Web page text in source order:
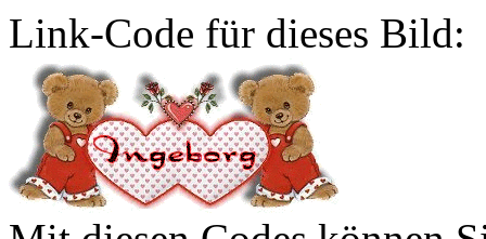
Link-Code für dieses Bild: